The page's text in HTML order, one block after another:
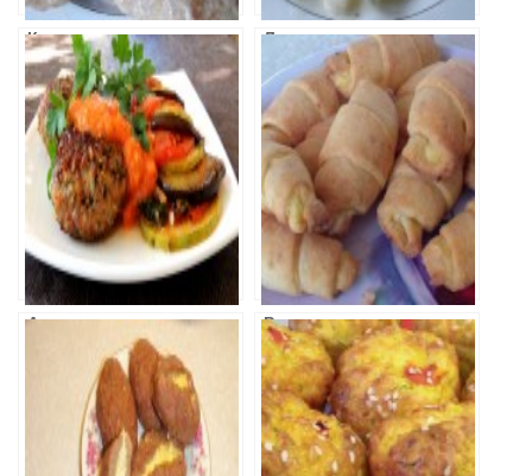
Котлеты с
начинкой
Ленивая
Котлета с
Сыром
Ароматные
овощной
рататуй
Рогалики с
сыром